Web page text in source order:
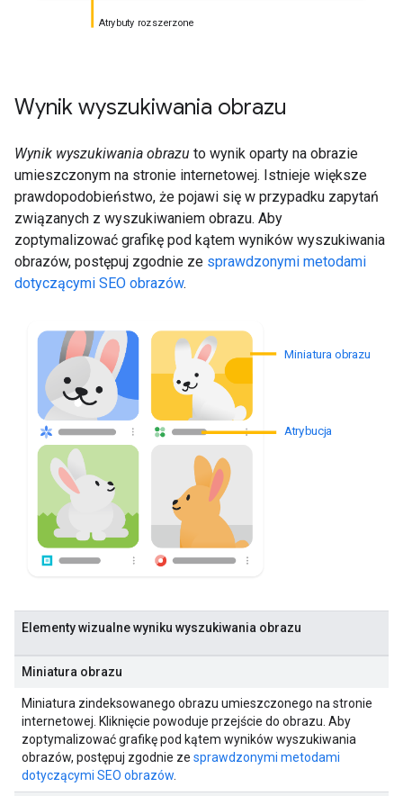
Atrybuty rozszerzone
Wynik wyszukiwania obrazu
Wynik wyszukiwania obrazu to wynik oparty na obrazie
umieszczonym na stronie internetowej. Istnieje większe
prawdopodobieństwo, że pojawi się w przypadku zapytań
związanych z wyszukiwaniem obrazu. Aby
zoptymalizować grafikę pod kątem wyników wyszukiwania
obrazów, postępuj zgodnie ze sprawdzonymi metodami
dotyczącymi SEO obrazów.
Miniatura obrazu
Atrybucja
Elementy wizualne wyniku wyszukiwania obrazu
Miniatura obrazu
Miniatura zindeksowanego obrazu umieszczonego na stronie
internetowej. Kliknięcie powoduje przejście do obrazu. Aby
zoptymalizować grafikę pod kątem wyników wyszukiwania
obrazów, postępuj zgodnie ze sprawdzonymi metodami
dotyczącymi SEO obrazów